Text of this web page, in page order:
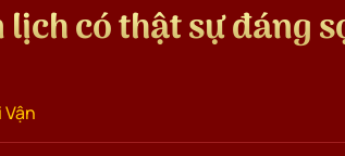
có thật sự đáng